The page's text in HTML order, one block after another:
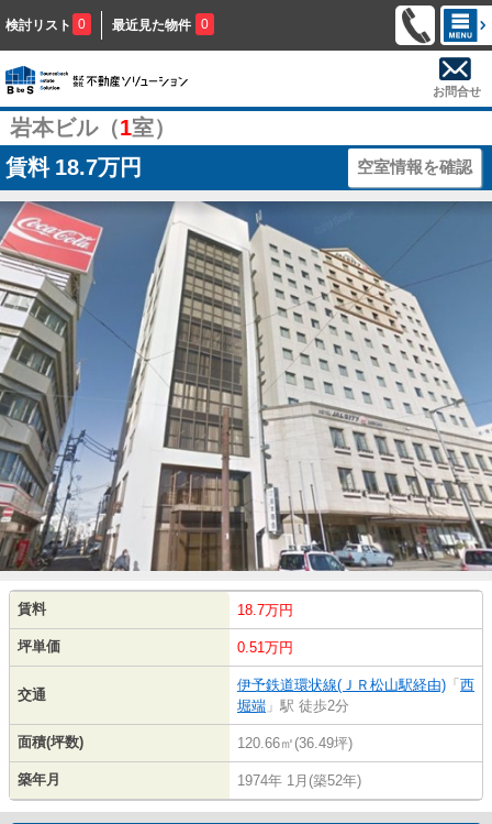
検討リスト 0 最近見た物件 0
お問合せ
岩本ビル（1室）
賃料 18.7万円 空室情報を確認
賃料 18.7万円
坪単価 0.51万円
交通
伊予鉄道環状線(ＪＲ松山駅経由) 「 西
堀端 」駅 徒歩2分
面積(坪数) 120.66㎡(36.49坪)
築年月 1974年 1月(築52年)